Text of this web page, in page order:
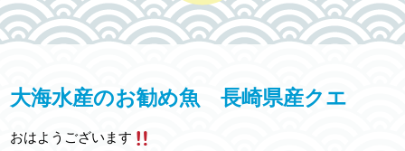
大海水産のお勧め魚 長崎県産クエ
おはようございます